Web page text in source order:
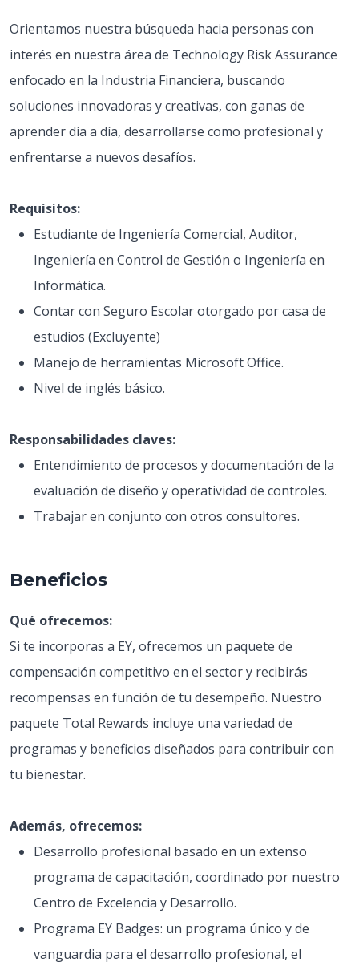
Orientamos nuestra búsqueda hacia personas con
interés en nuestra área de Technology Risk Assurance
enfocado en la Industria Financiera, buscando
soluciones innovadoras y creativas, con ganas de
aprender día a día, desarrollarse como profesional y
enfrentarse a nuevos desafíos.
Requisitos:
Estudiante de Ingeniería Comercial, Auditor,
Ingeniería en Control de Gestión o Ingeniería en
Informática.
Contar con Seguro Escolar otorgado por casa de
estudios (Excluyente)
Manejo de herramientas Microsoft Office.
Nivel de inglés básico.
Responsabilidades claves:
Entendimiento de procesos y documentación de la
evaluación de diseño y operatividad de controles.
Trabajar en conjunto con otros consultores.
Beneficios
Qué ofrecemos:
Si te incorporas a EY, ofrecemos un paquete de
compensación competitivo en el sector y recibirás
recompensas en función de tu desempeño. Nuestro
paquete Total Rewards incluye una variedad de
programas y beneficios diseñados para contribuir con
tu bienestar.
Además, ofrecemos:
Desarrollo profesional basado en un extenso
programa de capacitación, coordinado por nuestro
Centro de Excelencia y Desarrollo.
Programa EY Badges: un programa único y de
vanguardia para el desarrollo profesional, el